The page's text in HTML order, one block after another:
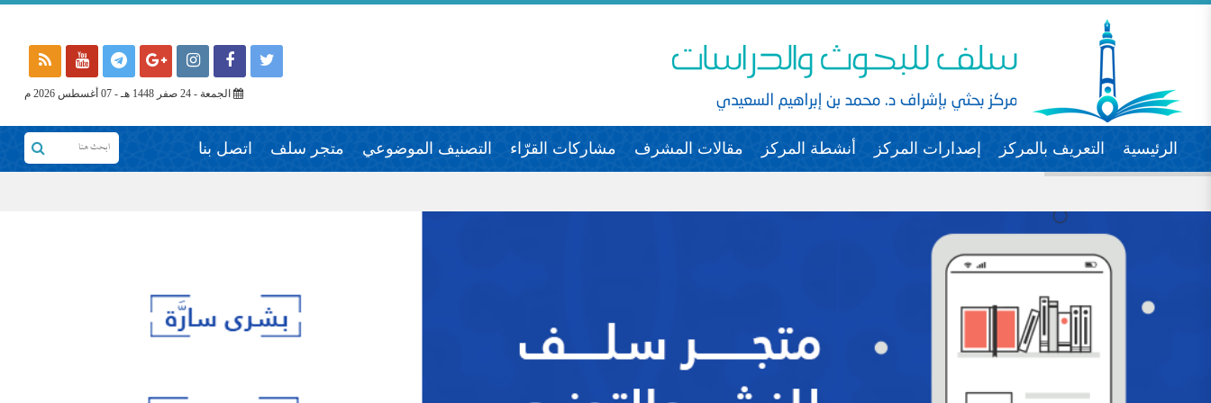
الجمعة - 24 صفر 1448 هـ - 07 أغسطس 2026 م
الرئيسية التعريف بالمركز إصدارات المركز أنشطة المركز مقالات المشرف مشاركات القرّاء التصنيف الموضوعي متجر سلف اتصل بنا